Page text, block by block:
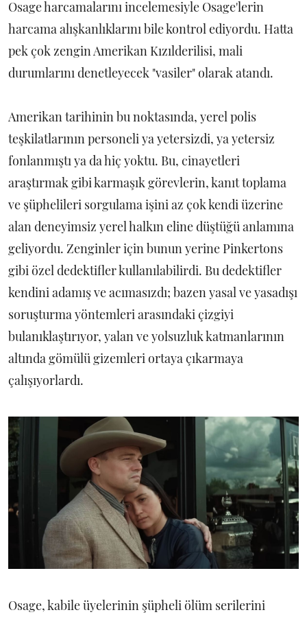
Osage harcamalarını incelemesiyle Osage'lerin
harcama alışkanlıklarını bile kontrol ediyordu. Hatta
pek çok zengin Amerikan Kızılderilisi, mali
durumlarını denetleyecek "vasiler" olarak atandı.
Amerikan tarihinin bu noktasında, yerel polis
teşkilatlarının personeli ya yetersizdi, ya yetersiz
fonlanmıştı ya da hiç yoktu. Bu, cinayetleri
araştırmak gibi karmaşık görevlerin, kanıt toplama
ve şüphelileri sorgulama işini az çok kendi üzerine
alan deneyimsiz yerel halkın eline düştüğü anlamına
geliyordu. Zenginler için bunun yerine Pinkertons
gibi özel dedektifler kullanılabilirdi. Bu dedektifler
kendini adamış ve acımasızdı; bazen yasal ve yasadışı
soruşturma yöntemleri arasındaki çizgiyi
bulanıklaştırıyor, yalan ve yolsuzluk katmanlarının
altında gömülü gizemleri ortaya çıkarmaya
çalışıyorlardı.
Osage, kabile üyelerinin şüpheli ölüm serilerini